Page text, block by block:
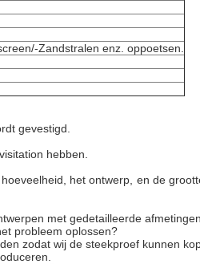
Zandstralen enz. oppoetsen.
gevestigd.
hebben.
het ontwerp, en de
met gedetailleerde
probleem oplossen?
zodat wij de steekproef kunnen